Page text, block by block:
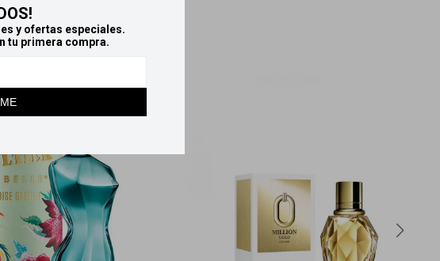
y ofertas especiales.
tu primera compra.